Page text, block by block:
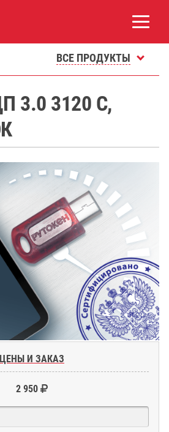
ВСЕ ПРОДУКТЫ
3.0 3120 C,
ЦЕНЫ И ЗАКАЗ
2 950